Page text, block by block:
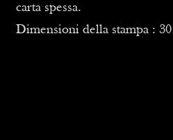
carta spessa.
Dimensioni della stampa :